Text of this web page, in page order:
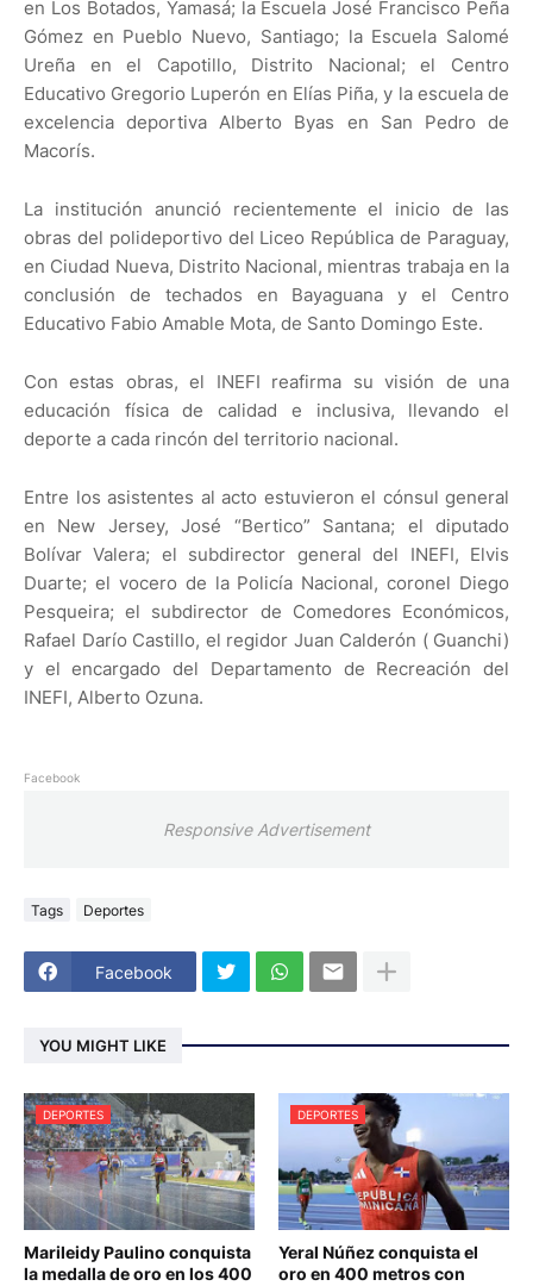
en Los Botados, Yamasá; la Escuela José Francisco Peña
Gómez en Pueblo Nuevo, Santiago; la Escuela Salomé
Ureña en el Capotillo, Distrito Nacional; el Centro
Educativo Gregorio Luperón en Elías Piña, y la escuela de
excelencia deportiva Alberto Byas en San Pedro de
Macorís.
La institución anunció recientemente el inicio de las
obras del polideportivo del Liceo República de Paraguay,
en Ciudad Nueva, Distrito Nacional, mientras trabaja en la
conclusión de techados en Bayaguana y el Centro
Educativo Fabio Amable Mota, de Santo Domingo Este.
Con estas obras, el INEFI reafirma su visión de una
educación física de calidad e inclusiva, llevando el
deporte a cada rincón del territorio nacional.
Entre los asistentes al acto estuvieron el cónsul general
en New Jersey, José “Bertico” Santana; el diputado
Bolívar Valera; el subdirector general del INEFI, Elvis
Duarte; el vocero de la Policía Nacional, coronel Diego
Pesqueira; el subdirector de Comedores Económicos,
Rafael Darío Castillo, el regidor Juan Calderón ( Guanchi)
y el encargado del Departamento de Recreación del
INEFI, Alberto Ozuna.
Facebook
Responsive Advertisement
Tags Deportes
Facebook
YOU MIGHT LIKE
DEPORTES
Marileidy Paulino conquista
la medalla de oro en los 400
DEPORTES
Yeral Núñez conquista el
oro en 400 metros con